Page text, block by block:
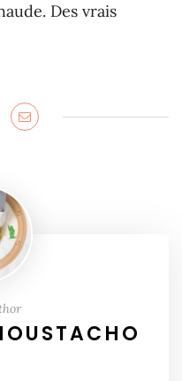
Des vrais